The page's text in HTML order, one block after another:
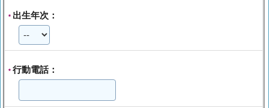
* 出生年次：
* 行動電話：